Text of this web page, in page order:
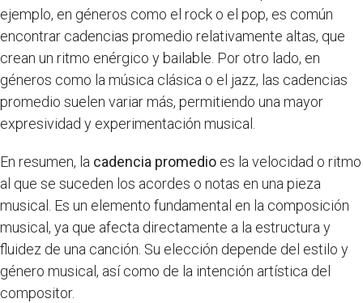
ejemplo, en géneros como el rock o el pop, es común
encontrar cadencias promedio relativamente altas, que
crean un ritmo enérgico y bailable. Por otro lado, en
géneros como la música clásica o el jazz, las cadencias
promedio suelen variar más, permitiendo una mayor
expresividad y experimentación musical.
En resumen, la cadencia promedio es la velocidad o ritmo
al que se suceden los acordes o notas en una pieza
musical. Es un elemento fundamental en la composición
musical, ya que afecta directamente a la estructura y
fluidez de una canción. Su elección depende del estilo y
género musical, así como de la intención artística del
compositor.